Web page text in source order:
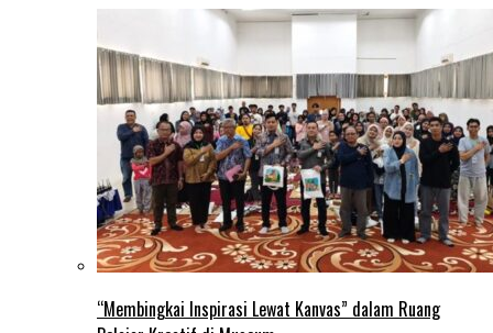
“Membingkai Inspirasi Lewat Kanvas” dalam Ruang